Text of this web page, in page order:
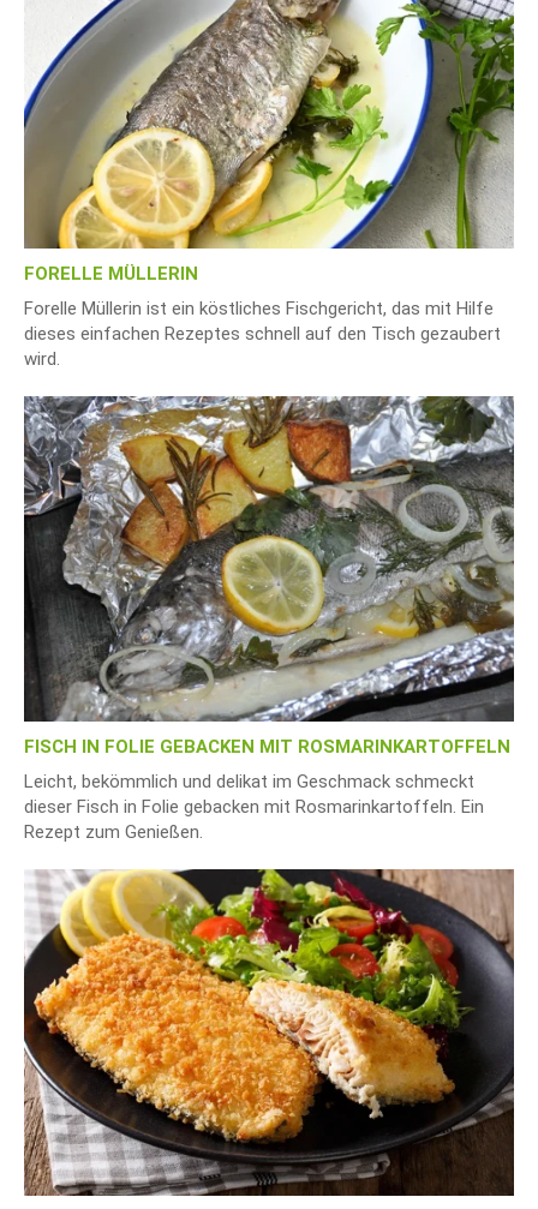
FORELLE MÜLLERIN
Forelle Müllerin ist ein köstliches Fischgericht, das mit Hilfe
dieses einfachen Rezeptes schnell auf den Tisch gezaubert
wird.
FISCH IN FOLIE GEBACKEN MIT ROSMARINKARTOFFELN
Leicht, bekömmlich und delikat im Geschmack schmeckt
dieser Fisch in Folie gebacken mit Rosmarinkartoffeln. Ein
Rezept zum Genießen.